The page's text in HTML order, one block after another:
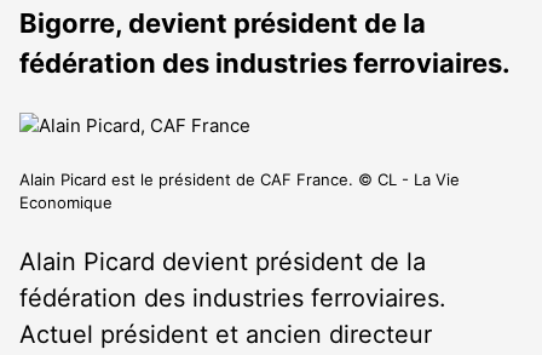
Bigorre, devient président de la
fédération des industries ferroviaires.
Alain Picard est le président de CAF France. © CL - La Vie
Economique
Alain Picard devient président de la
fédération des industries ferroviaires.
Actuel président et ancien directeur